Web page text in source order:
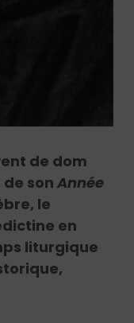
de dom
de sonAnnée
le
en
liturgique